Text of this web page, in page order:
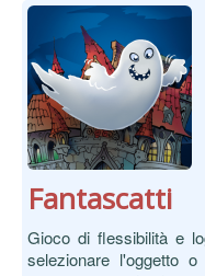
APP
Articoli
Contatti
Fantascatt‪i‬
Gioco di flessibilità e
selezionare l'oggetto